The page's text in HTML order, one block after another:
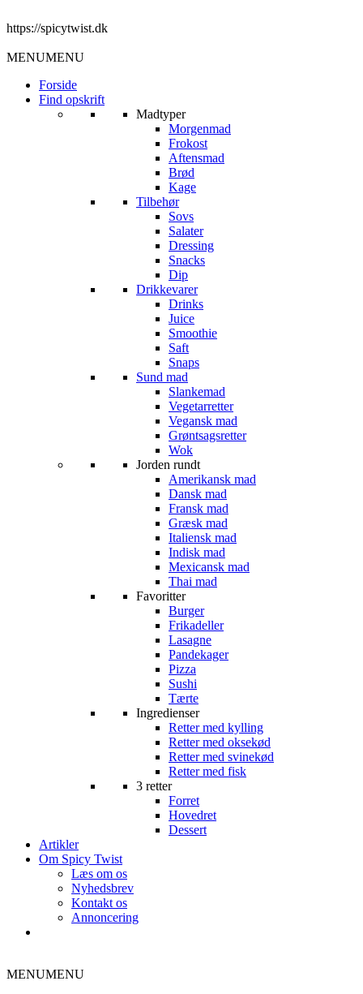
https://spicytwist.dk
MENUMENU
Forside
Find opskrift
Madtyper
Morgenmad
Frokost
Aftensmad
Brød
Kage
Tilbehør
Sovs
Salater
Dressing
Snacks
Dip
Drikkevarer
Drinks
Juice
Smoothie
Saft
Snaps
Sund mad
Slankemad
Vegetarretter
Vegansk mad
Grøntsagsretter
Wok
Jorden rundt
Amerikansk mad
Dansk mad
Fransk mad
Græsk mad
Italiensk mad
Indisk mad
Mexicansk mad
Thai mad
Favoritter
Burger
Frikadeller
Lasagne
Pandekager
Pizza
Sushi
Tærte
Ingredienser
Retter med kylling
Retter med oksekød
Retter med svinekød
Retter med fisk
3 retter
Forret
Hovedret
Dessert
Artikler
Om Spicy Twist
Læs om os
Nyhedsbrev
Kontakt os
Annoncering
MENUMENU